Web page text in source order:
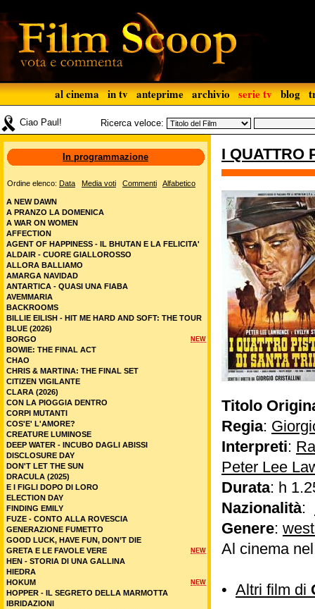
al cinema in tv anteprime archivio serie tv blog
Ciao Paul! Ricerca veloce:
I QUATTRO
Titolo
Regia:
Interpreti:
Peter Lee
Durata: h
Nazionalità:
Genere:
Al cinema
• Altri film di
In programmazione
Ordine elenco: Data Media voti Commenti Alfabetico
A NEW DAWN
A PRANZO LA DOMENICA
A WAR ON WOMEN
AFFECTION
AGENT OF HAPPINESS - IL BHUTAN E LA FELICITA'
ALDAIR - CUORE GIALLOROSSO
ALLORA BALLIAMO
AMARGA NAVIDAD
ANTARTICA - QUASI UNA FIABA
AVEMMARIA
BACKROOMS
BILLIE EILISH - HIT ME HARD AND SOFT: THE TOUR
BLUE (2026)
NEW
BORGO
BOWIE: THE FINAL ACT
CHAO
CHRIS & MARTINA: THE FINAL SET
CITIZEN VIGILANTE
CLARA (2026)
CON LA PIOGGIA DENTRO
CORPI MUTANTI
COS'E' L'AMORE?
CREATURE LUMINOSE
DEEP WATER - INCUBO DAGLI ABISSI
DISCLOSURE DAY
DON'T LET THE SUN
DRACULA (2025)
E I FIGLI DOPO DI LORO
ELECTION DAY
FINDING EMILY
FUZE - CONTO ALLA ROVESCIA
GENERAZIONE FUMETTO
GOOD LUCK, HAVE FUN, DON’T DIE
NEW
GRETA E LE FAVOLE VERE
HEN - STORIA DI UNA GALLINA
HIEDRA
NEW
HOKUM
HOPPER - IL SEGRETO DELLA MARMOTTA
IBRIDAZIONI